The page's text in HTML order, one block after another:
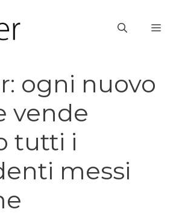
ogni nuovo
vende
tutti i
messi